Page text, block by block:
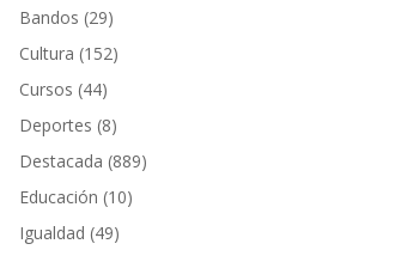
Bandos (29)
Cultura (152)
Cursos (44)
Deportes (8)
Destacada (889)
Educación (10)
Igualdad (49)